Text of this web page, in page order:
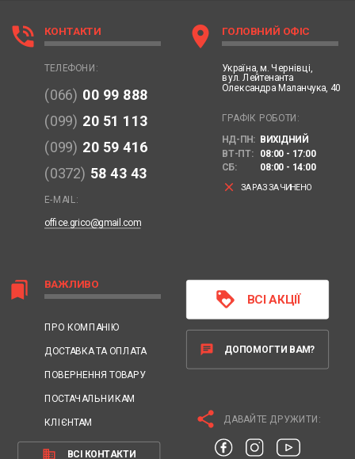
bookmarks ВАЖЛИВО
ПРО КОМПАНІЮ
ДОСТАВКА ТА ОПЛАТА
ПОВЕРНЕННЯ ТОВАРУ
ПОСТАЧАЛЬНИКАМ
КЛІЄНТАМ
business ВСІ КОНТАКТИ
phone_in_talk КОНТАКТИ
ТЕЛЕФОНИ:
(066) 00 99 888
(099) 20 51 113
(099) 20 59 416
(0372) 58 43 43
E-MAIL:
office.grico@gmail.com
location_on ГОЛОВНИЙ ОФІС
Україна, м. Чернівці,
вул. Лейтенанта
Олександра Маланчука, 40
ГРАФІК РОБОТИ:
НД-ПН: ВИХІДНИЙ
ВТ-ПТ:
08:00 - 17:00
СБ:
08:00 - 14:00
clear ЗАРАЗ ЗАЧИНЕНО
loyalty ВСІ АКЦІЇ
chat ДОПОМОГТИ ВАМ?
share ДАВАЙТЕ ДРУЖИТИ: